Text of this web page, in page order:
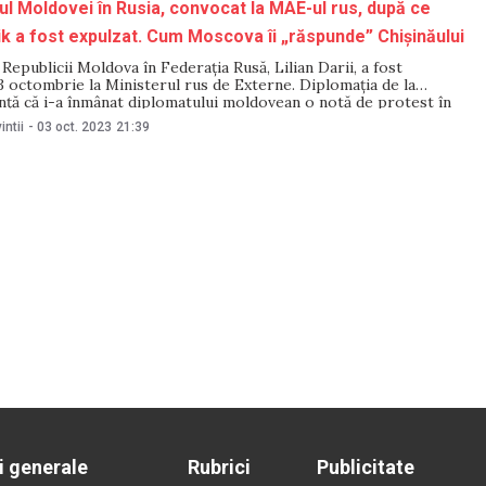
Moldovei în Rusia, convocat la MAE-ul rus, după ce
a fost expulzat. Cum Moscova îi „răspunde” Chișinăului
Moldova în Federația Rusă, Lilian Darii, a fost
octombrie la Ministerul rus de Externe. Diplomația de la
că i-a înmânat diplomatului moldovean o notă de protest în
persecuții în raport cu presa în limba rusă din
Ministerul rus
- 03 oct. 2023 21:39
generale Rubrici Publicitate